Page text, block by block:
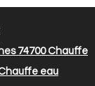
74700Chauffe
eau